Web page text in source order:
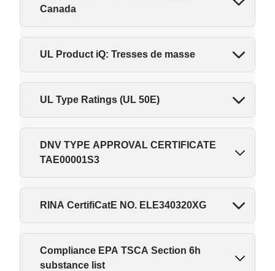
Canada
UL Product iQ: Tresses de masse
UL Type Ratings (UL 50E)
DNV TYPE APPROVAL CERTIFICATE
TAE00001S3
RINA CertifiCatE NO. ELE340320XG
Compliance EPA TSCA Section 6h
substance list